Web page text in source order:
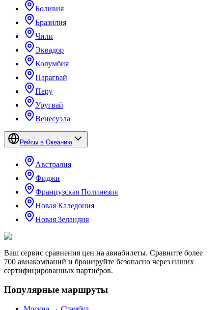
Боливия
Бразилия
Чили
Эквадор
Колумбия
Парагвай
Перу
Уругвай
Венесуэла
Рейсы в Океанию
Австралия
Фиджи
Французская Полинезия
Новая Каледония
Новая Зеландия
Ваш сервис сравнения цен на авиабилеты. Сравните более
700 авиакомпаний и бронируйте безопасно через наших
сертифицированных партнёров.
Популярные маршруты